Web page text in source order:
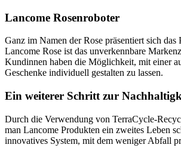
Lancome Rosenroboter
Ganz im Namen der Rose präsentiert sich das
Lancome Rose ist das unverkennbare
Kundinnen haben die Möglichkeit, mit einer
Geschenke individuell gestalten zu lassen.
Ein weiterer Schritt zur
Durch die Verwendung von TerraCycle-
man Lancome Produkten ein zweites Leben
innovatives System, mit dem weniger Abfall